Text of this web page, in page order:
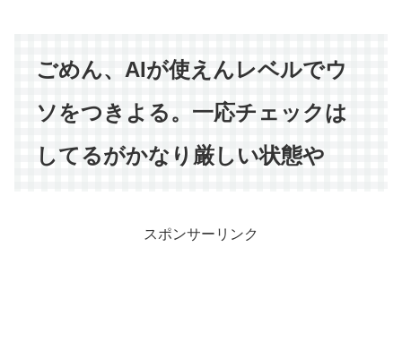
ごめん、AIが使えんレベルでウ
ソをつきよる。一応チェックは
してるがかなり厳しい状態や
スポンサーリンク